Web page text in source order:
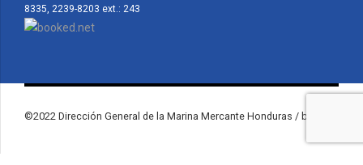
8335, 2239-8203 ext.: 243
©2022 Dirección General de la Marina Mercante Honduras / by KF